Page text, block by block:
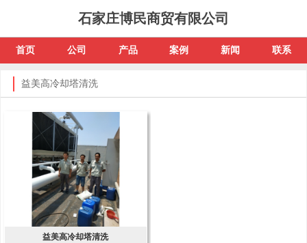
石家庄博民商贸有限公司
首页 公司 产品 案例 新闻 联系
益美高冷却塔清洗
益美高冷却塔清洗